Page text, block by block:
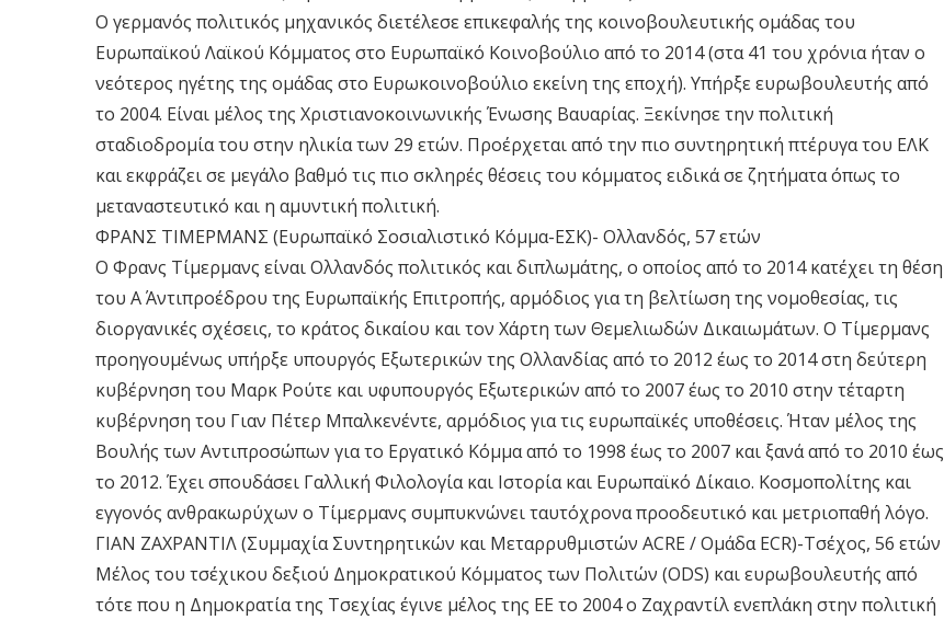
Ο γερμανός πολιτικός μηχανικός διετέλεσε επικεφαλής της κοινοβουλευτικής ομάδας του
Ευρωπαϊκού Λαϊκού Κόμματος στο Ευρωπαϊκό Κοινοβούλιο από το 2014 (στα 41 του χρόνια ήταν ο
νεότερος ηγέτης της ομάδας στο Ευρωκοινοβούλιο εκείνη της εποχή). Υπήρξε ευρωβουλευτής από
το 2004. Είναι μέλος της Χριστιανοκοινωνικής Ένωσης Βαυαρίας. Ξεκίνησε την πολιτική
σταδιοδρομία του στην ηλικία των 29 ετών. Προέρχεται από την πιο συντηρητική πτέρυγα του ΕΛΚ
και εκφράζει σε μεγάλο βαθμό τις πιο σκληρές θέσεις του κόμματος ειδικά σε ζητήματα όπως το
μεταναστευτικό και η αμυντική πολιτική.
ΦΡΑΝΣ ΤΙΜΕΡΜΑΝΣ (Ευρωπαϊκό Σοσιαλιστικό Κόμμα-ΕΣΚ)- Ολλανδός, 57 ετών
Ο Φρανς Τίμερμανς είναι Ολλανδός πολιτικός και διπλωμάτης, ο οποίος από το 2014 κατέχει τη θέση
του Α΄ Αντιπροέδρου της Ευρωπαϊκής Επιτροπής, αρμόδιος για τη βελτίωση της νομοθεσίας, τις
διοργανικές σχέσεις, το κράτος δικαίου και τον Χάρτη των Θεμελιωδών Δικαιωμάτων. Ο Τίμερμανς
προηγουμένως υπήρξε υπουργός Εξωτερικών της Ολλανδίας από το 2012 έως το 2014 στη δεύτερη
κυβέρνηση του Μαρκ Ρούτε και υφυπουργός Εξωτερικών από το 2007 έως το 2010 στην τέταρτη
κυβέρνηση του Γιαν Πέτερ Μπαλκενέντε, αρμόδιος για τις ευρωπαϊκές υποθέσεις. Ήταν μέλος της
Βουλής των Αντιπροσώπων για το Εργατικό Κόμμα από το 1998 έως το 2007 και ξανά από το 2010 έως
το 2012. Έχει σπουδάσει Γαλλική Φιλολογία και Ιστορία και Ευρωπαϊκό Δίκαιο. Κοσμοπολίτης και
εγγονός ανθρακωρύχων ο Τίμερμανς συμπυκνώνει ταυτόχρονα προοδευτικό και μετριοπαθή λόγο.
ΓΙΑΝ ΖΑΧΡΑΝΤΙΛ (Συμμαχία Συντηρητικών και Μεταρρυθμιστών ACRE / Oμάδα ECR)-Tσέχος, 56 ετών
Μέλος του τσέχικου δεξιού Δημοκρατικού Κόμματος των Πολιτών (ODS) και ευρωβουλευτής από
τότε που η Δημοκρατία της Τσεχίας έγινε μέλος της ΕΕ το 2004 ο Ζαχραντίλ ενεπλάκη στην πολιτική